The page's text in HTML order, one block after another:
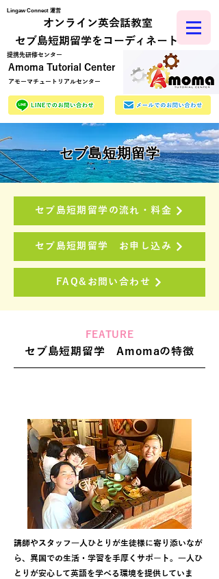
Amoma Tutorial Center
アモーマチュートリアルセンター
オンライン英会話教室
​セブ島短期留学をコーディネート
​提携先研修センター
Lingaw Connect 運営
セブ島短期留学
セブ島短期留学の流れ・料金
セブ島短期留学 お申し込み
FAQ&お問い合わせ
FEATURE
セブ島短期留学 Amomaの特徴
講師やスタッフ一人ひとりが生徒様に寄り添いなが
ら、異国での生活・学習を手厚くサポート。一人ひ
とりが安心して英語を学べる環境を提供していま